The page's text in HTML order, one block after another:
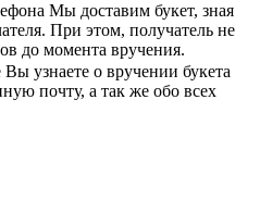
Мы доставим букет, зная
При этом, получатель не
до момента вручения.
Вы узнаете о вручении букета
почту, а так же обо всех